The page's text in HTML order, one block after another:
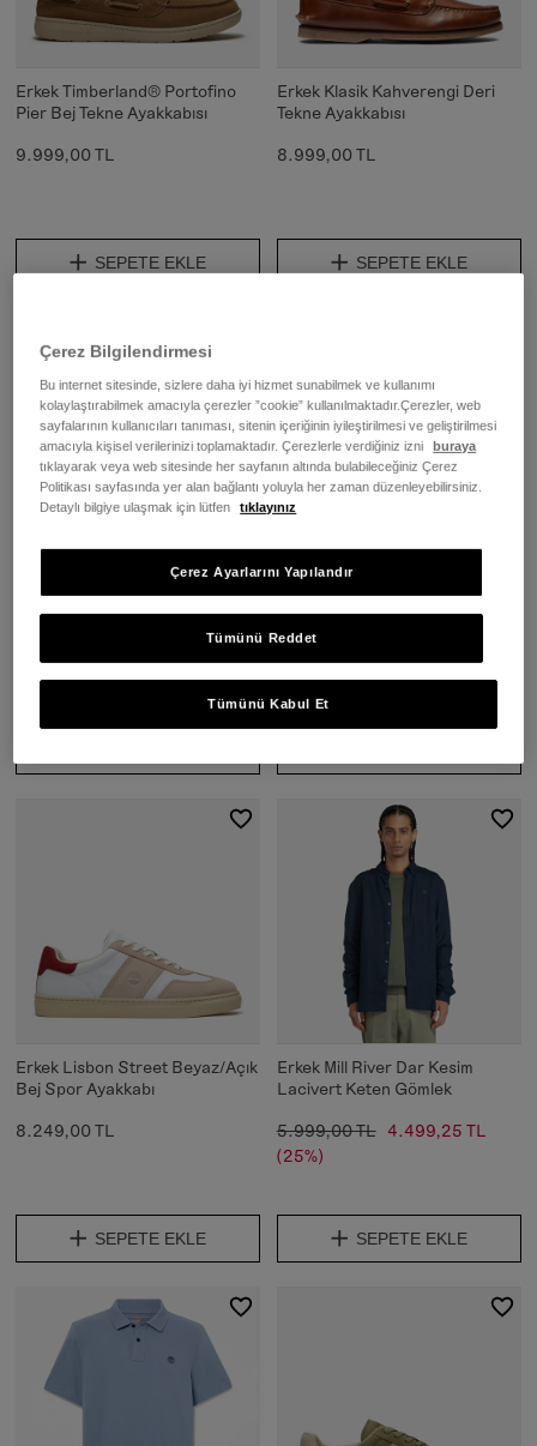
Erkek Timberland® Portofino
Pier Bej Tekne Ayakkabısı
9.999,00 TL
SEPETE EKLE
Erkek Klasik Kahverengi Deri
Tekne Ayakkabısı
8.999,00 TL
SEPETE EKLE
Erkek Klasik Kahverengi Deri
Tekne Ayakkabısı
Erkek Exeter River
Yeşil/Kahverengi Tam Fermuarlı
5.499,00 TL 4.124,25 TL
Erkek Lisbon Street Beyaz/Açık
Bej Spor Ayakkabı
8.249,00 TL
SEPETE EKLE
Erkek Mill River Dar Kesim
Lacivert Keten Gömlek
5.999,00 TL 4.499,25 TL
(25%)
SEPETE EKLE
Çerez Bilgilendirmesi
Bu internet sitesinde, sizlere daha iyi hizmet sunabilmek ve kullanımı
kolaylaştırabilmek amacıyla çerezler ”cookie” kullanılmaktadır.Çerezler, web
sayfalarının kullanıcıları tanıması, sitenin içeriğinin iyileştirilmesi ve geliştirilmesi
amacıyla kişisel verilerinizi toplamaktadır. Çerezlerle verdiğiniz izni
buraya
tıklayarak veya web sitesinde her sayfanın altında bulabileceğiniz Çerez
Politikası sayfasında yer alan bağlantı yoluyla her zaman düzenleyebilirsiniz.
Detaylı bilgiye ulaşmak için lütfen
tıklayınız
Tümünü Reddet
Tümünü Kabul Et
Çerez Ayarlarını Yapılandır